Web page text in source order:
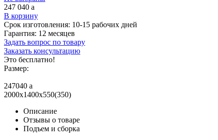
247 040 a
В корзину
Срок изготовления: 10-15 рабочих дней
Гарантия: 12 месяцев
Задать вопрос по товару
Заказать консультацию
Это бесплатно!
Размер:
247040 a
2000x1400x550(350)
Описание
Отзывы о товаре
Подъем и сборка